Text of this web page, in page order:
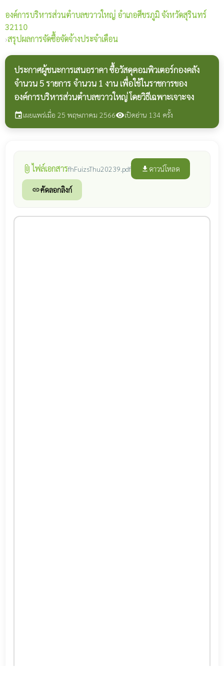
องค์การบริหารส่วนตำบลขวาวใหญ่ อำเภอศีขรภูมิ จังหวัดสุรินทร์
32110
›สรุปผลการจัดซื้อจัดจ้างประจำเดือน
ประกาศผู้ชนะการเสนอราคา ซื้อวัสดุคอมพิวเตอร์กองคลัง
จำนวน 5 รายการ จำนวน 1 งาน เพื่อใช้ในราชการของ
องค์การบริหารส่วนตำบลขวาวใหญ่ โดยวิธีเฉพาะเจาะจง
eventเผยแพร่เมื่อ 25 พฤษภาคม 2566visibilityเปิดอ่าน 134 ครั้ง
attach_file ไฟล์เอกสารfhFuizsThu20239.pdf file_download ดาวน์โหลด
linkคัดลอกลิงก์